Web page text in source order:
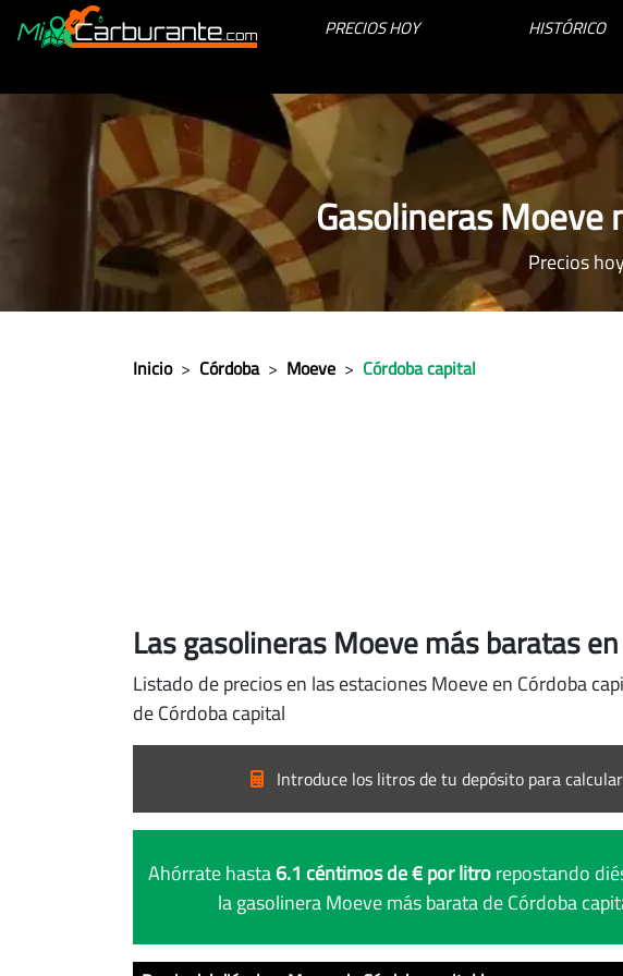
PRECIOS HOY HISTÓRICO
Gasolineras Moeve
Precios
Inicio > Córdoba > Moeve > Córdoba capital
Las gasolineras Moeve más baratas
Listado de precios en las estaciones Moeve en Córdoba
de Córdoba capital
Introduce los litros de tu depósito para
Ahórrate hasta6.1 céntimos de € por litrorepostando
la gasolinera Moeve más barata de Córdoba